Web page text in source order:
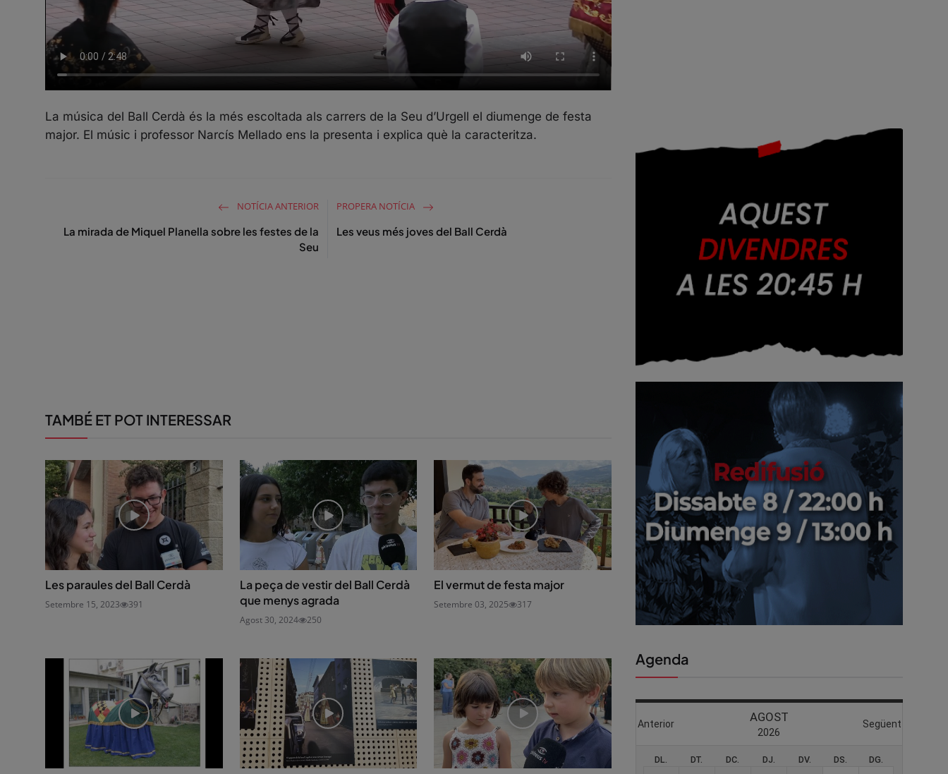
La música del Ball Cerdà és la més escoltada als carrers de la Seu d’Urgell el diumenge de festa
major. El músic i professor Narcís Mellado ens la presenta i explica què la caracteritza.
NOTÍCIA ANTERIOR
La mirada de Miquel Planella sobre les festes de la
Seu
PROPERA NOTÍCIA
Les veus més joves del Ball Cerdà
TAMBÉ ET POT INTERESSAR
Les paraules del Ball Cerdà
Setembre 15, 2023 391
La peça de vestir del Ball Cerdà
que menys agrada
Agost 30, 2024 250
El vermut de festa major
Setembre 03, 2025 317
Agenda